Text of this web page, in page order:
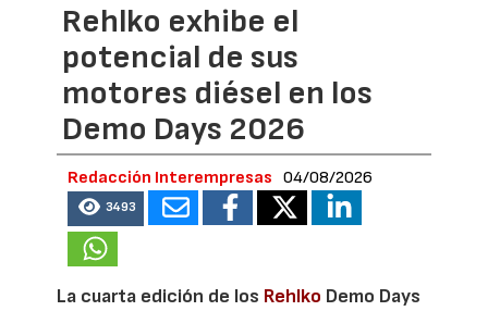
Rehlko exhibe el
potencial de sus
motores diésel en los
Demo Days 2026
Redacción Interempresas 04/08/2026
3493
La cuarta edición de los Rehlko Demo Days